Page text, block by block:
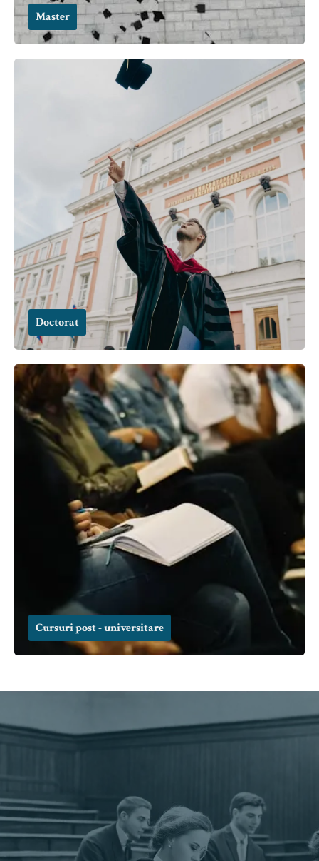
Master
Doctorat
Cursuri post - universitare